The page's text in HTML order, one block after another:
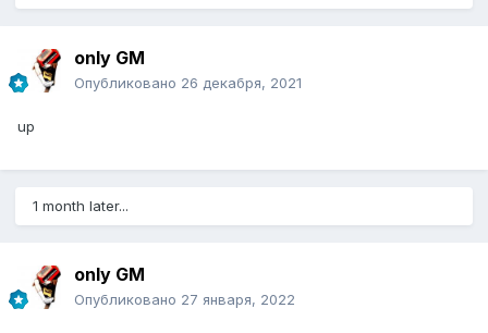
only GM
Опубликовано 26 декабря, 2021
up
1 month later...
only GM
Опубликовано 27 января, 2022